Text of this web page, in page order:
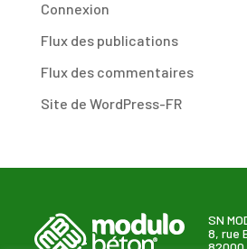
Connexion
Flux des publications
Flux des commentaires
Site de WordPress-FR
SN
8, rue